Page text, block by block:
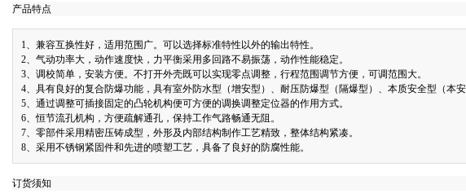
产品特点
1、兼容互换性好，适用范围广。可以选择标准特性以外的输出特性。
2、气动功率大，动作速度快，力平衡采用多回路不易振荡，动作性能稳定。
3、调校简单，安装方便。不打开外壳既可以实现零点调整，行程范围调节方便，可调范围大。
4、具有良好的复合防爆功能，具有室外防水型（增安型）、耐压防爆型（隔爆型）、本质安全型（本
5、通过调整可插接固定的凸轮机构便可方便的调换调整定位器的作用方式。
6、恒节流孔机构，方便疏解通孔，保持工作气路畅通无阻。
7、零部件采用精密压铸成型，外形及内部结构制作工艺精致，整体结构紧凑。
8、采用不锈钢紧固件和先进的喷塑工艺，具备了良好的防腐性能。
订货须知